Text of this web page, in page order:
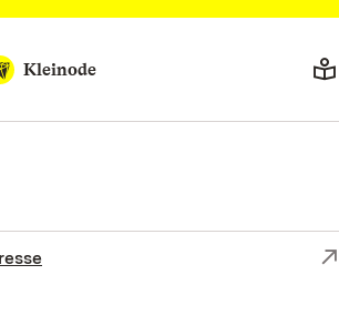
Kleinode